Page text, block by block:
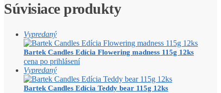
Súvisiace produkty
Vypredaný
Bartek Candles Edícia Flowering madness 115g 12ks
cena po prihlásení
Vypredaný
Bartek Candles Edícia Teddy bear 115g 12ks